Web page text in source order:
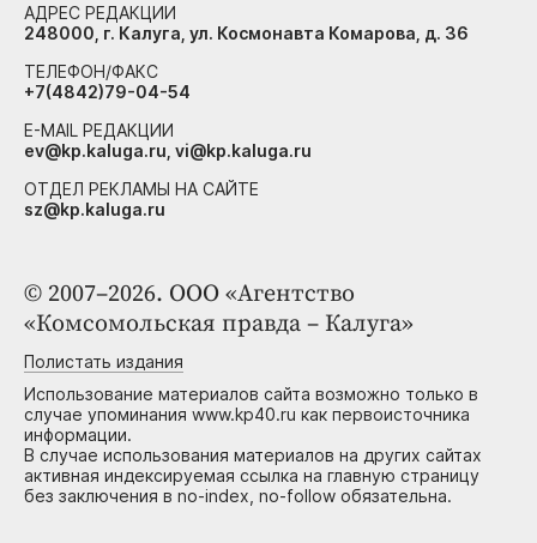
© 2007–2026. ООО «Агентство
«Комсомольская правда – Калуга»
Полистать издания
Использование материалов сайта возможно только в
случае упоминания www.kp40.ru как первоисточника
информации.
В случае использования материалов на других сайтах
активная индексируемая ссылка на главную страницу
без заключения в no-index, no-follow обязательна.
АДРЕС РЕДАКЦИИ
248000, г. Калуга, ул. Космонавта Комарова, д. 36
ТЕЛЕФОН/ФАКС
+7(4842)79-04-54
E-MAIL РЕДАКЦИИ
ev@kp.kaluga.ru, vi@kp.kaluga.ru
ОТДЕЛ РЕКЛАМЫ НА САЙТЕ
sz@kp.kaluga.ru